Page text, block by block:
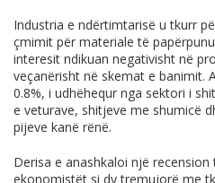
Industria e ndërtimtarisë u tkurr
çmimit për materiale të
interesit ndikuan negativisht në
veçanërisht në skemat e banimit.
0.8%, i udhëhequr nga sektori i
e veturave, shitjeve me shumicë
pijeve kanë rënë.
Derisa e anashkaloi një
ekonomistët si dy tremujorë me